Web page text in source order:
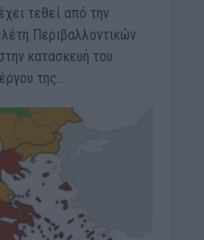
τεθεί από την
Περιβαλλοντικών
κατασκευή του
της...